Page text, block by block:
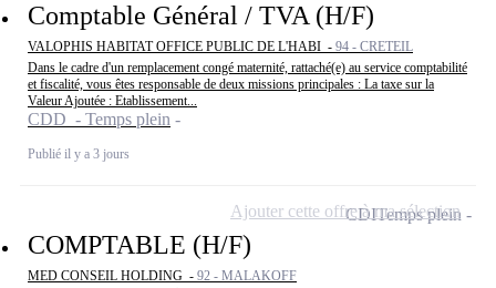
Comptable Général / TVA (H/F)
VALOPHIS HABITAT OFFICE PUBLIC DE L'HABI - 94 - CRETEIL
Dans le cadre d'un remplacement congé maternité, rattaché(e) au service comptabilité
et fiscalité, vous êtes responsable de deux missions principales : La taxe sur la
Valeur Ajoutée : Etablissement...
CDD - Temps plein
Publié il y a 3 jours
COMPTABLE (H/F)
MED CONSEIL HOLDING - 92 - MALAKOFF
CDITemps plein
Ajouter cette offre à ma sélection